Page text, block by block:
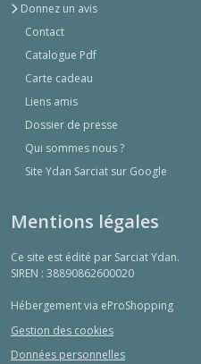
Donnez un avis
Contact
Catalogue Pdf
Carte cadeau
Liens amis
Dossier de presse
Qui sommes nous ?
Site Ydan Sarciat sur Google
Mentions légales
Ce site est édité par Sarciat Ydan.
SIREN : 38890862600020
Hébergement via eProShopping
Gestion des cookies
Données personnelles